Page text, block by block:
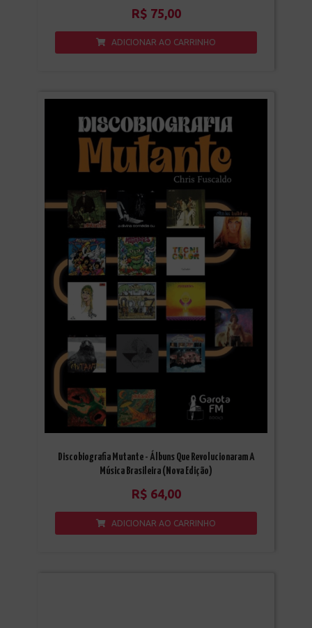
R$ 75,00
ADICIONAR AO CARRINHO
Discobiografia Mutante - Álbuns Que Revolucionaram A
Música Brasileira (nova Edição)
R$ 64,00
ADICIONAR AO CARRINHO